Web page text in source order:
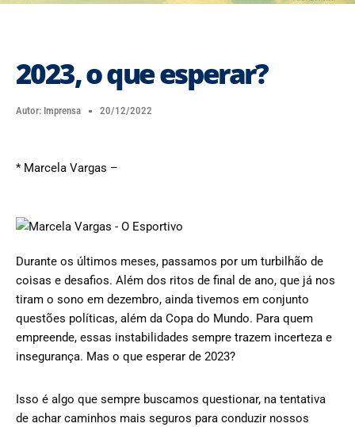
2023, o que esperar?
Autor: Imprensa 20/12/2022
* Marcela Vargas –
Durante os últimos meses, passamos por um turbilhão de
coisas e desafios. Além dos ritos de final de ano, que já nos
tiram o sono em dezembro, ainda tivemos em conjunto
questões políticas, além da Copa do Mundo. Para quem
empreende, essas instabilidades sempre trazem incerteza e
insegurança. Mas o que esperar de 2023?
Isso é algo que sempre buscamos questionar, na tentativa
de achar caminhos mais seguros para conduzir nossos